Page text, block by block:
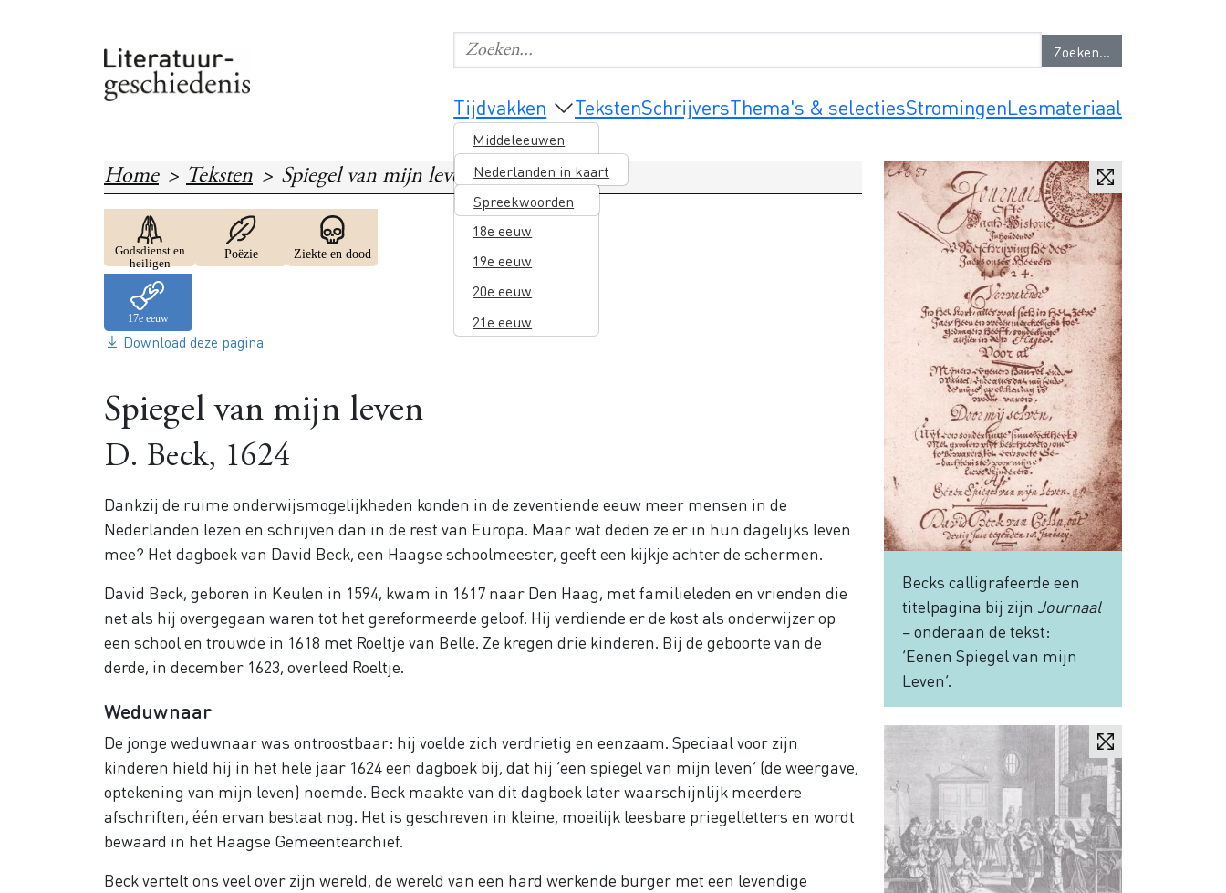
Zoeken...
Geef de woorden op waar je naar wilt zoeken.
Main navigation
Tijdvakken
Middeleeuwen
Nederlanden in kaart
16e eeuw
Spreekwoorden
17e eeuw
18e eeuw
19e eeuw
20e eeuw
21e eeuw
TekstenSchrijversThema's & selectiesStromingenLesmateriaal
Home Teksten Spiegel van mijn leven
Image
Godsdienst en
heiligen
Image
Poëzie
Image
Ziekte en dood
Download deze pagina
Spiegel van mijn leven
D. Beck, 1624
Dankzij de ruime onderwijsmogelijkheden konden in de zeventiende eeuw meer mensen in de
Nederlanden lezen en schrijven dan in de rest van Europa. Maar wat deden ze er in hun dagelijks leven
mee? Het dagboek van David Beck, een Haagse schoolmeester, geeft een kijkje achter de schermen.
David Beck, geboren in Keulen in 1594, kwam in 1617 naar Den Haag, met familieleden en vrienden die
net als hij overgegaan waren tot het gereformeerde geloof. Hij verdiende er de kost als onderwijzer op
een school en trouwde in 1618 met Roeltje van Belle. Ze kregen drie kinderen. Bij de geboorte van de
derde, in december 1623, overleed Roeltje.
Weduwnaar
De jonge weduwnaar was ontroostbaar: hij voelde zich verdrietig en eenzaam. Speciaal voor zijn
kinderen hield hij in het hele jaar 1624 een dagboek bij, dat hij ‘een spiegel van mijn leven’ (de weergave,
optekening van mijn leven) noemde. Beck maakte van dit dagboek later waarschijnlijk meerdere
afschriften, één ervan bestaat nog. Het is geschreven in kleine, moeilijk leesbare priegelletters en wordt
bewaard in het Haagse Gemeentearchief.
Beck vertelt ons veel over zijn wereld, de wereld van een hard werkende burger met een levendige
Becks calligrafeerde een
titelpagina bij zijn Journaal
– onderaan de tekst:
‘Eenen Spiegel van mijn
Leven’.